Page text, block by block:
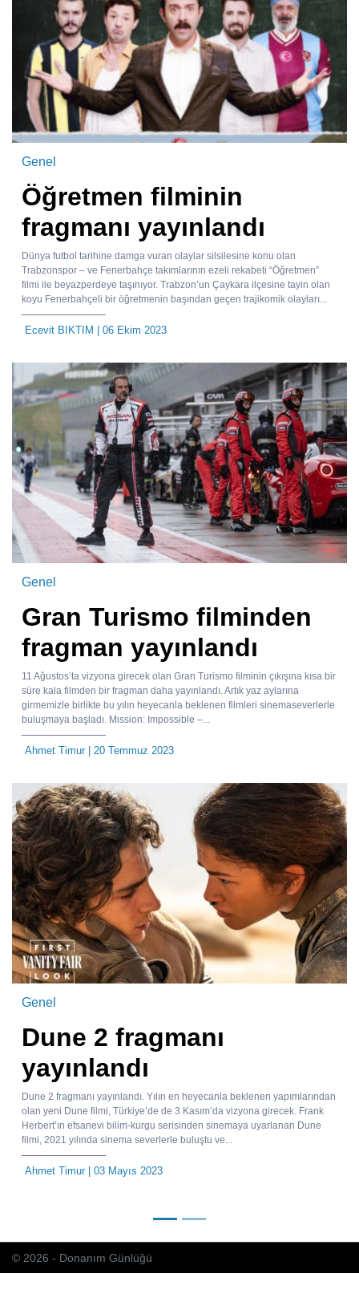
Genel
Öğretmen filminin
fragmanı yayınlandı
Dünya futbol tarihine damga vuran olaylar silsilesine konu olan
Trabzonspor – ve Fenerbahçe takımlarının ezeli rekabeti “Öğretmen”
filmi ile beyazperdeye taşınıyor. Trabzon’un Çaykara ilçesine tayin olan
koyu Fenerbahçeli bir öğretmenin başından geçen trajikomik olayları...
Ecevit BIKTIM | 06 Ekim 2023
Genel
Gran Turismo filminden
fragman yayınlandı
11 Ağustos’ta vizyona girecek olan Gran Turismo filminin çıkışına kısa bir
süre kala filmden bir fragman daha yayınlandı. Artık yaz aylarına
girmemizle birlikte bu yılın heyecanla beklenen filmleri sinemaseverlerle
buluşmaya başladı. Mission: Impossible –...
Ahmet Timur| 20 Temmuz 2023
Genel
Dune 2 fragmanı
yayınlandı
Dune 2 fragmanı yayınlandı. Yılın en heyecanla beklenen yapımlarından
olan yeni Dune filmi, Türkiye’de de 3 Kasım’da vizyona girecek. Frank
Herbert’ın efsanevi bilim-kurgu serisinden sinemaya uyarlanan Dune
filmi, 2021 yılında sinema severlerle buluştu ve...
Ahmet Timur| 03 Mayıs 2023
© 2026 - Donanım Günlüğü